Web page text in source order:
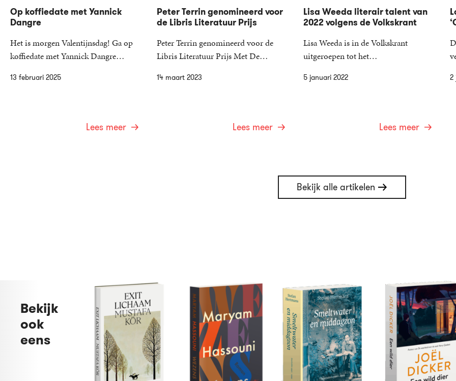
13 februari 2025
Op koffiedate met Yannick
Dangre
Het is morgen Valentijnsdag! Ga op
koffiedate met Yannick Dangre…
Lees meer
14 maart 2023
Peter Terrin genomineerd voor
de Libris Literatuur Prijs
Peter Terrin genomineerd voor de
Libris Literatuur Prijs Met De…
Lees meer
5 januari 2022
Lisa Weeda literair talent van
2022 volgens de Volkskrant
Lisa Weeda is in de Volkskrant
uitgeroepen tot het…
Lees meer
2
Bekijk alle artikelen
Bekijk
ook
eens